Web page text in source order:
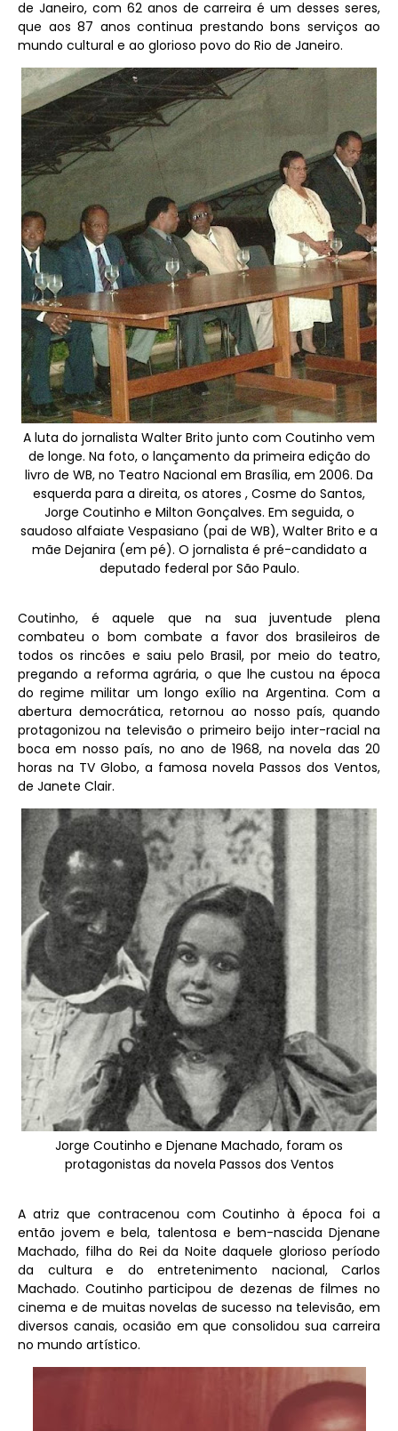
de Janeiro, com 62 anos de carreira é um desses seres,
que aos 87 anos continua prestando bons serviços ao
mundo cultural e ao glorioso povo do Rio de Janeiro.
A luta do jornalista Walter Brito junto com Coutinho vem
de longe. Na foto, o lançamento da primeira edição do
livro de WB, no Teatro Nacional em Brasília, em 2006. Da
esquerda para a direita, os atores , Cosme do Santos,
Jorge Coutinho e Milton Gonçalves. Em seguida, o
saudoso alfaiate Vespasiano (pai de WB), Walter Brito e a
mãe Dejanira (em pé). O jornalista é pré-candidato a
deputado federal por São Paulo.
Coutinho, é aquele que na sua juventude plena
combateu o bom combate a favor dos brasileiros de
todos os rincões e saiu pelo Brasil, por meio do teatro,
pregando a reforma agrária, o que lhe custou na época
do regime militar um longo exílio na Argentina. Com a
abertura democrática, retornou ao nosso país, quando
protagonizou na televisão o primeiro beijo inter-racial na
boca em nosso país, no ano de 1968, na novela das 20
horas na TV Globo, a famosa novela Passos dos Ventos,
de Janete Clair.
Jorge Coutinho e Djenane Machado, foram os
protagonistas da novela Passos dos Ventos
A atriz que contracenou com Coutinho à época foi a
então jovem e bela, talentosa e bem-nascida Djenane
Machado, filha do Rei da Noite daquele glorioso período
da cultura e do entretenimento nacional, Carlos
Machado. Coutinho participou de dezenas de filmes no
cinema e de muitas novelas de sucesso na televisão, em
diversos canais, ocasião em que consolidou sua carreira
no mundo artístico.